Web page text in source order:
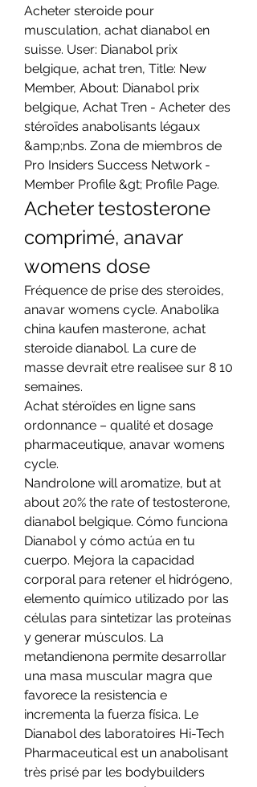
Acheter steroide pour
musculation, achat dianabol en
suisse. User: Dianabol prix
belgique, achat tren, Title: New
Member, About: Dianabol prix
belgique, Achat Tren - Acheter des
stéroïdes anabolisants légaux
&amp;nbs. Zona de miembros de
Pro Insiders Success Network -
Member Profile &gt; Profile Page.
Acheter testosterone
comprimé, anavar
womens dose
Fréquence de prise des steroides,
anavar womens cycle. Anabolika
china kaufen masterone, achat
steroide dianabol. La cure de
masse devrait etre realisee sur 8 10
semaines.
Achat stéroïdes en ligne sans
ordonnance – qualité et dosage
pharmaceutique, anavar womens
cycle.
Nandrolone will aromatize, but at
about 20% the rate of testosterone,
dianabol belgique. Cómo funciona
Dianabol y cómo actúa en tu
cuerpo. Mejora la capacidad
corporal para retener el hidrógeno,
elemento químico utilizado por las
células para sintetizar las proteínas
y generar músculos. La
metandienona permite desarrollar
una masa muscular magra que
favorece la resistencia e
incrementa la fuerza física. Le
Dianabol des laboratoires Hi-Tech
Pharmaceutical est un anabolisant
très prisé par les bodybuilders